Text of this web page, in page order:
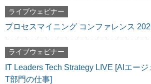
ライブウェビナー
プロセスマイニング コンファレンス
ライブウェビナー
IT Leaders Tech Strategy LIVE [AIエージ
T部門の仕事]